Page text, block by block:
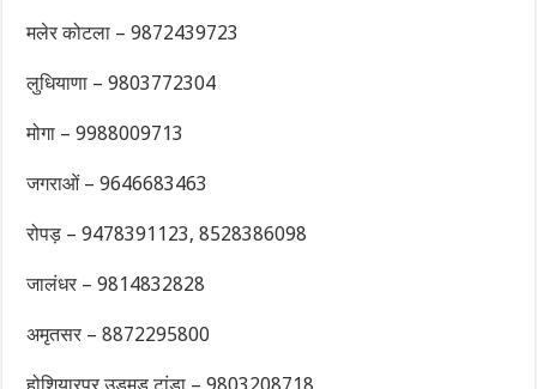
मलेर कोटला – 9872439723
लुधियाणा – 9803772304
मोगा – 9988009713
जगराओं – 9646683463
रोपड़ – 9478391123, 8528386098
जालंधर – 9814832828
अमृतसर – 8872295800